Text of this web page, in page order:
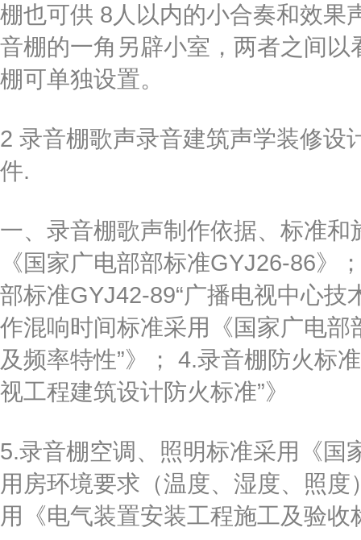
棚也可供 8人以内的小合奏和效果
音棚的一角另辟小室，两者之间
棚可单独设置。
2 录音棚歌声录音建筑声学装修设
件.
一、录音棚歌声制作依据、标准
《国家广电部部标准GYJ26-86》
部标准GYJ42-89“广播电视中心技
作混响时间标准采用《国家广电
及频率特性”》； 4.录音棚防火标
视工程建筑设计防火标准”》
5.录音棚空调、照明标准采用《国
用房环境要求（温度、湿度、照
用《电气装置安装工程施工及验